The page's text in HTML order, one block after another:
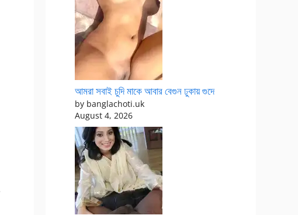
আমরা সবাই চুদি মাকে আবার বেগুন ঢুকায় গুদে
by banglachoti.uk
August 4, 2026